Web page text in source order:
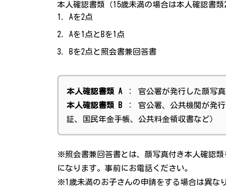
本人確認書類（15歳未満の場合は本人確認書
Aを2点
Aを1点とBを1点
Bを2点と照会書兼回答書
本人確認書類 A
： 官公署が発行した顔写
本人確認書類 B
： 官公署、公共機関が発
証、国民年金手帳、公共料金領収書など）
※照会書兼回答書とは、顔写真付き本人確認
になります。事前にお電話ください。
※1歳未満のお子さんの申請をする場合は異な